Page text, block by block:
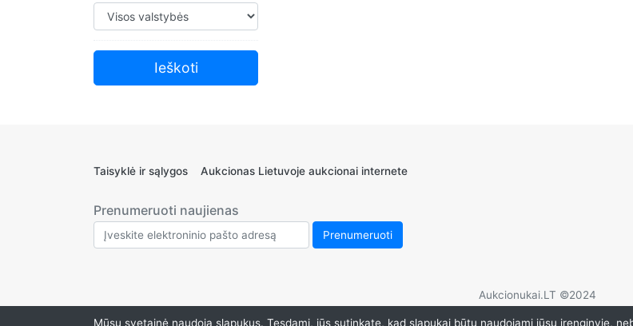
Taisyklė ir sąlygos Aukcionas Lietuvoje aukcionai internete
Prenumeruoti naujienas
Aukcionukai.LT ©2024
Mūsų svetainė naudoja slapukus. Tęsdami, jūs sutinkate, kad slapukai būtų naudojami jūsų įrenginyje,